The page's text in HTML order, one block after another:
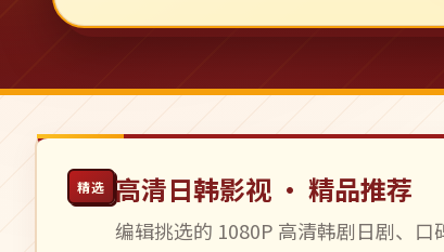
精选 高清日韩影视 · 精品推荐
编辑挑选的 1080P 高清韩剧日剧、口